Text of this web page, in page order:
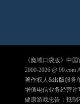
《魔域口袋版》中
2000-2026 @ 99.com
著作权人&出版服务
增值电信业务经营许
健康游戏忠告：抵